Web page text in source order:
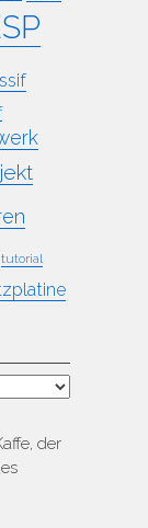
tutorial
der